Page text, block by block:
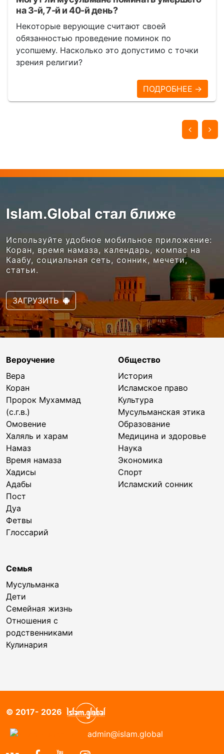
на 3-й, 7-й и 40-й день?
Некоторые верующие считают своей
обязанностью проведение поминок по
усопшему. Насколько это допустимо с точки
зрения религии?
ПОДРОБНЕЕ →
Islam.Global стал ближе
Используйте удобное мобильное приложение:
Коран, время намаза, календарь, компас на
Каабу, социальная сеть, сонник, мечети,
статьи.
ЗАГРУЗИТЬ
Вероучение
Вера
Коран
Пророк Мухаммад
(с.г.в.)
Омовение
Халяль и харам
Намаз
Время намаза
Хадисы
Адабы
Пост
Дуа
Фетвы
Глоссарий
Общество
История
Исламское право
Культура
Мусульманская этика
Образование
Медицина и здоровье
Наука
Экономика
Спорт
Исламский сонник
Семья
Мусульманка
Дети
Семейная жизнь
Отношения с
родственниками
Кулинария
© 2017- 2026
admin@islam.global